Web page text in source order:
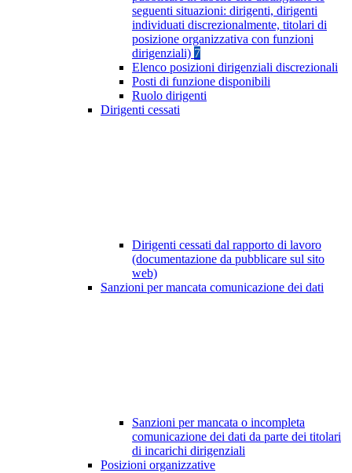
seguenti situazioni: dirigenti, dirigenti
individuati discrezionalmente, titolari di
posizione organizzativa con funzioni
dirigenziali) 7
Elenco posizioni dirigenziali discrezionali
Posti di funzione disponibili
Ruolo dirigenti
Dirigenti cessati
Dirigenti cessati dal rapporto di lavoro
(documentazione da pubblicare sul sito
web)
Sanzioni per mancata comunicazione dei dati
Sanzioni per mancata o incompleta
comunicazione dei dati da parte dei titolari
di incarichi dirigenziali
Posizioni organizzative